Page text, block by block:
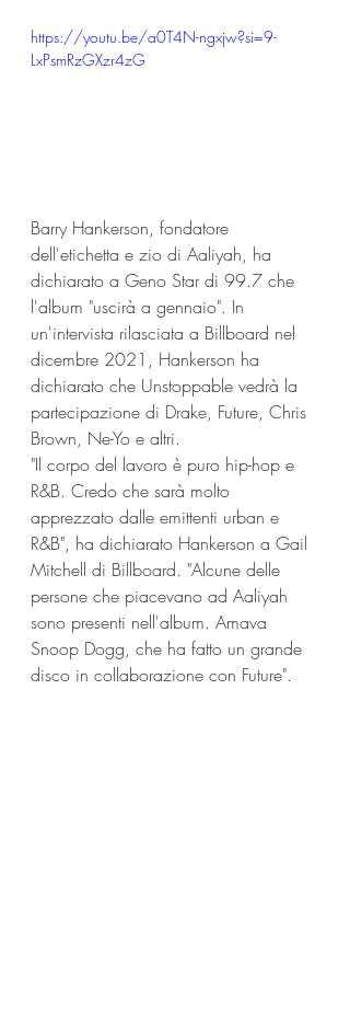
https://youtu.be/a0T4N-ngxjw?si=9-
LxPsmRzGXzr4zG
Barry Hankerson, fondatore
dell'etichetta e zio di Aaliyah, ha
dichiarato a Geno Star di 99.7 che
l'album "uscirà a gennaio". In
un'intervista rilasciata a Billboard nel
dicembre 2021, Hankerson ha
dichiarato che Unstoppable vedrà la
partecipazione di Drake, Future, Chris
Brown, Ne-Yo e altri.
"Il corpo del lavoro è puro hip-hop e
R&B. Credo che sarà molto
apprezzato dalle emittenti urban e
R&B", ha dichiarato Hankerson a Gail
Mitchell di Billboard. "Alcune delle
persone che piacevano ad Aaliyah
sono presenti nell'album. Amava
Snoop Dogg, che ha fatto un grande
disco in collaborazione con Future".